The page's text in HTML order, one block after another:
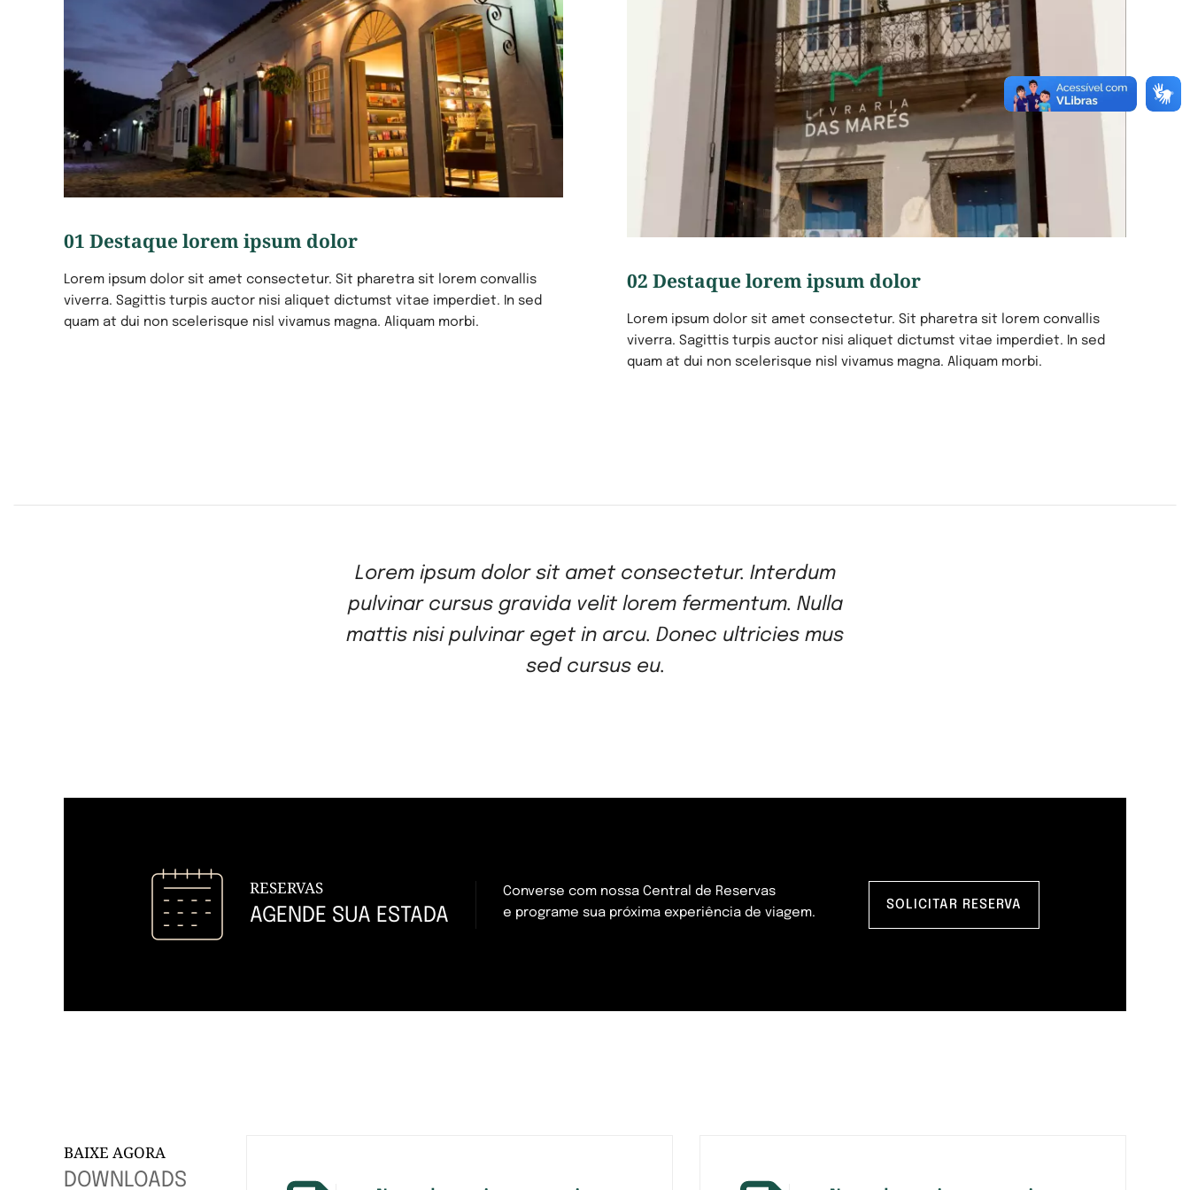
01 Destaque lorem ipsum dolor
Lorem ipsum dolor sit amet consectetur. Sit pharetra sit lorem convallis
viverra. Sagittis turpis auctor nisi aliquet dictumst vitae imperdiet. In sed
quam at dui non scelerisque nisl vivamus magna. Aliquam morbi.
02 Destaque lorem ipsum dolor
Lorem ipsum dolor sit amet consectetur. Sit pharetra sit lorem convallis
viverra. Sagittis turpis auctor nisi aliquet dictumst vitae imperdiet. In sed
quam at dui non scelerisque nisl vivamus magna. Aliquam morbi.
Lorem ipsum dolor sit amet consectetur. Interdum
pulvinar cursus gravida velit lorem fermentum. Nulla
mattis nisi pulvinar eget in arcu. Donec ultricies mus
sed cursus eu.
RESERVAS
AGENDE SUA ESTADA
Converse com nossa Central de Reservas
e programe sua próxima experiência de viagem.
SOLICITAR RESERVA
BAIXE AGORA
DOWNLOADS